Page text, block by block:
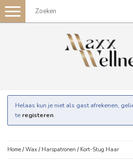
Toggle
navigation
Helaas kun je niet als gast afrekenen,
te registeren.
Home /Wax / Harspatronen / Kort-Stug Haar